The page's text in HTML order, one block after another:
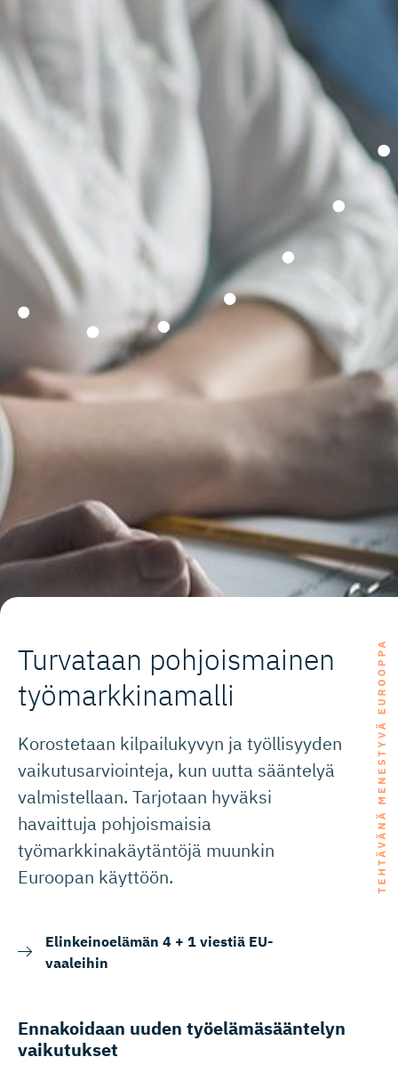
Turvataan pohjoismainen
työmarkki­namalli
Korostetaan kilpailukyvyn ja työllisyyden
vaikutusarviointeja, kun uutta sääntelyä
valmistellaan. Tarjotaan hyväksi
havaittuja pohjoismaisia
työmarkkinakäytäntöjä muunkin
Euroopan käyttöön.
Elinkeinoelämän 4 + 1 viestiä EU-
vaaleihin
Ennakoidaan uuden työelämäsääntelyn
vaikutukset